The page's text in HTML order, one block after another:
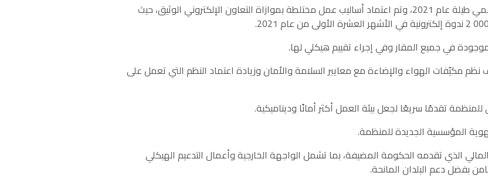
19- ولقد استمر التحوّل إلى مكان العمل الرقمي طيلة عام 2021، وتم اعتماد أساليب عمل مختلطة بموازاة التعاون الإلكتروني الوثيق، حيث
مكيّفات الهواء والإضاءة مع معايير السلامة والأمان وزيادة اعتماد النظم التي تعمل على
الذي تقدمه الحكومة المضيفة، بما تشمل الواجهة الخارجية وأعمال التدعيم الهيكلي
بفضل دعم البلدان المانحة.